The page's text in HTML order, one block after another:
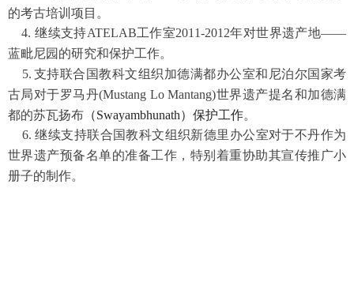
的考古培训项目。
4. 继续支持ATELAB工作室2011-2012年对世界遗产地——
蓝毗尼园的研究和保护工作。
5. 支持联合国教科文组织加德满都办公室和尼泊尔国家考
古局对于罗马丹(Mustang Lo Mantang)世界遗产提名和加德满
都的苏瓦扬布 （Swayambhunath）保护工作。
6. 继续支持联合国教科文组织新德里办公室对于不丹作为
世界遗产预备名单的准备工作，特别着重协助其宣传推广小
册子的制作。